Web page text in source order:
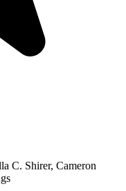
C. Shirer, Cameron